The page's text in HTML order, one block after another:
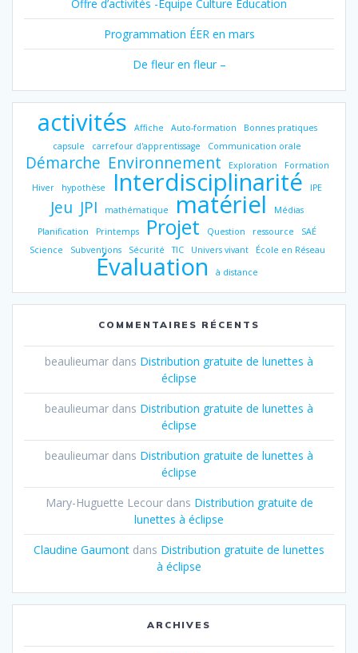
Offre d’activités -Équipe Culture Éducation
Programmation ÉER en mars
De fleur en fleur –
activités Affiche Auto-formation
Bonnes pratiques
capsule
carrefour d'apprentissage Communication orale
Démarche Environnement Exploration
Formation
Hiver
hypothèse Interdisciplinarité IPE
Jeu JPI mathématique matériel
Médias
Planification
Printemps Projet Question ressource
SAÉ
Science
Subventions Sécurité TIC Univers vivant École en Réseau
Évaluation à distance
COMMENTAIRES RÉCENTS
beaulieumar dans Distribution gratuite de lunettes à
éclipse
beaulieumar dans Distribution gratuite de lunettes à
éclipse
beaulieumar dans Distribution gratuite de lunettes à
éclipse
Mary-Huguette Lecourdans Distribution gratuite de
lunettes à éclipse
Claudine Gaumont dans Distribution gratuite de lunettes
à éclipse
ARCHIVES